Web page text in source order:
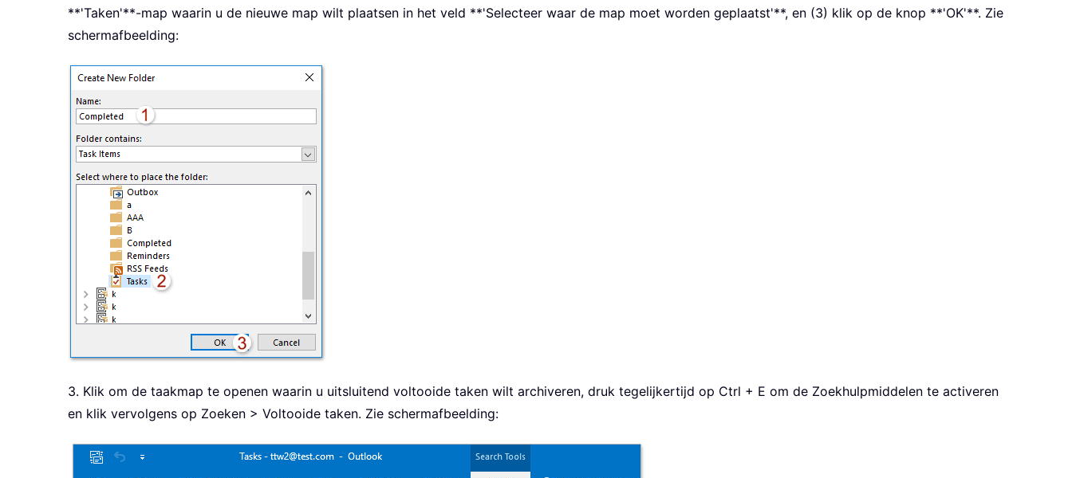
**'Taken'**-map waarin u de nieuwe map wilt plaatsen in het veld **'Selecteer waar de map moet worden geplaatst'**, en (3) klik op de knop **'OK'**. Zie
schermafbeelding:
3. Klik om de taakmap te openen waarin u uitsluitend voltooide taken wilt archiveren, druk tegelijkertijd op Ctrl + E om de Zoekhulpmiddelen te activeren
en klik vervolgens op Zoeken > Voltooide taken. Zie schermafbeelding: